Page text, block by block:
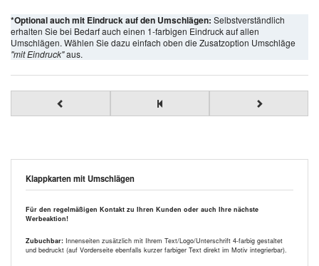
*Optional auch mit Eindruck auf den Umschlägen: Selbstverständlich
erhalten Sie bei Bedarf auch einen 1-farbigen Eindruck auf allen
Umschlägen. Wählen Sie dazu einfach oben die Zusatzoption Umschläge
"mit Eindruck"aus.
Klappkarten mit Umschlägen
Für den regelmäßigen Kontakt zu Ihren Kunden oder auch Ihre nächste
Werbeaktion!
Zubuchbar: Innenseiten zusätzlich mit Ihrem Text/Logo/Unterschrift 4-farbig gestaltet
und bedruckt (auf Vorderseite ebenfalls kurzer farbiger Text direkt im Motiv integrierbar).